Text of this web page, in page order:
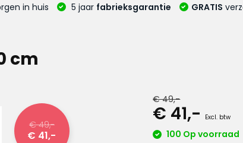
in huis 5 jaar fabrieksgarantie GRATIS
cm
€ 49,-
€ 41,-
€ 49,-
€ 41,- Excl. btw
100 Op voorraad